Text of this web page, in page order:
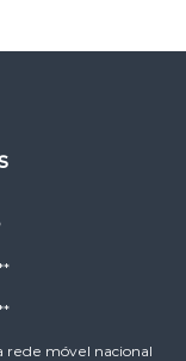
rede móvel nacional